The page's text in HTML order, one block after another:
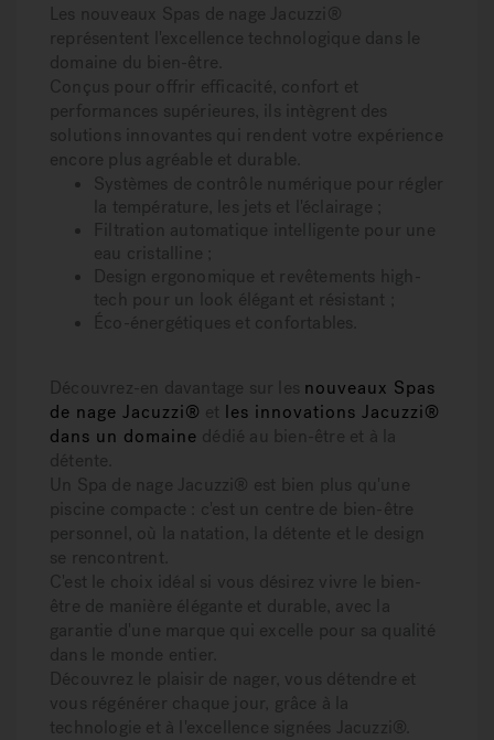
Les nouveaux Spas de nage Jacuzzi®
représentent l'excellence technologique dans le
domaine du bien-être.
Conçus pour offrir efficacité, confort et
performances supérieures, ils intègrent des
solutions innovantes qui rendent votre expérience
encore plus agréable et durable.
Systèmes de contrôle numérique pour régler
la température, les jets et l'éclairage ;
Filtration automatique intelligente pour une
eau cristalline ;
Design ergonomique et revêtements high-
tech pour un look élégant et résistant ;
Éco-énergétiques et confortables.
Découvrez-en davantage sur les nouveaux Spas
de nage Jacuzzi® et les innovations Jacuzzi®
dans un domaine dédié au bien-être et à la
détente.
Un Spa de nage Jacuzzi® est bien plus qu'une
piscine compacte : c'est un centre de bien-être
personnel , où la natation, la détente et le design
se rencontrent.
C'est le choix idéal si vous désirez vivre le bien-
être de manière élégante et durable, avec la
garantie d'une marque qui excelle pour sa qualité
dans le monde entier.
Découvrez le plaisir de nager, vous détendre et
vous régénérer chaque jour , grâce à la
technologie et à l'excellence signées Jacuzzi®.